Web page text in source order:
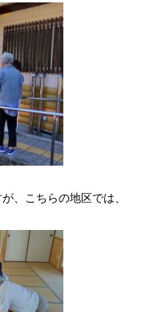
、こちらの地区では、